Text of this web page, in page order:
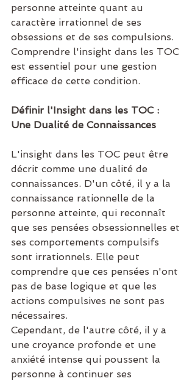
personne atteinte quant au
caractère irrationnel de ses
obsessions et de ses compulsions.
Comprendre l'insight dans les TOC
est essentiel pour une gestion
efficace de cette condition.
Définir l'Insight dans les TOC :
Une Dualité de Connaissances
L'insight dans les TOC peut être
décrit comme une dualité de
connaissances. D'un côté, il y a la
connaissance rationnelle de la
personne atteinte, qui reconnaît
que ses pensées obsessionnelles et
ses comportements compulsifs
sont irrationnels. Elle peut
comprendre que ces pensées n'ont
pas de base logique et que les
actions compulsives ne sont pas
nécessaires.
Cependant, de l'autre côté, il y a
une croyance profonde et une
anxiété intense qui poussent la
personne à continuer ses